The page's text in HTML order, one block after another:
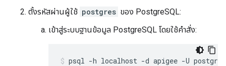
ตั้งรหัสผ่านผู้ใช้ postgres ของ PostgreSQL:
เข้าสู่ระบบฐานข้อมูล PostgreSQL โดยใช้คำสั่ง:
psql -h localhost -d apigee -U postgres